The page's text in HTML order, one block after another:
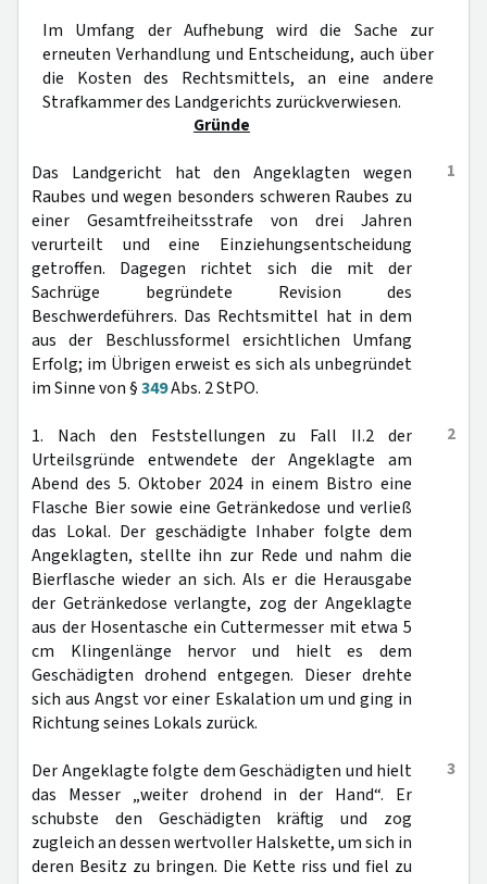
Im Umfang der Aufhebung wird die Sache zur
erneuten Verhandlung und Entscheidung, auch über
die Kosten des Rechtsmittels, an eine andere
Strafkammer des Landgerichts zurückverwiesen.
Gründe
1
Das Landgericht hat den Angeklagten wegen
Raubes und wegen besonders schweren Raubes zu
einer Gesamtfreiheitsstrafe von drei Jahren
verurteilt und eine Einziehungsentscheidung
getroffen. Dagegen richtet sich die mit der
Sachrüge begründete Revision des
Beschwerdeführers. Das Rechtsmittel hat in dem
aus der Beschlussformel ersichtlichen Umfang
Erfolg; im Übrigen erweist es sich als unbegründet
im Sinne von §349Abs. 2 StPO.
2
1. Nach den Feststellungen zu Fall II.2 der
Urteilsgründe entwendete der Angeklagte am
Abend des 5. Oktober 2024 in einem Bistro eine
Flasche Bier sowie eine Getränkedose und verließ
das Lokal. Der geschädigte Inhaber folgte dem
Angeklagten, stellte ihn zur Rede und nahm die
Bierflasche wieder an sich. Als er die Herausgabe
der Getränkedose verlangte, zog der Angeklagte
aus der Hosentasche ein Cuttermesser mit etwa 5
cm Klingenlänge hervor und hielt es dem
Geschädigten drohend entgegen. Dieser drehte
sich aus Angst vor einer Eskalation um und ging in
Richtung seines Lokals zurück.
3
Der Angeklagte folgte dem Geschädigten und hielt
das Messer „weiter drohend in der Hand“. Er
schubste den Geschädigten kräftig und zog
zugleich an dessen wertvoller Halskette, um sich in
deren Besitz zu bringen. Die Kette riss und fiel zu